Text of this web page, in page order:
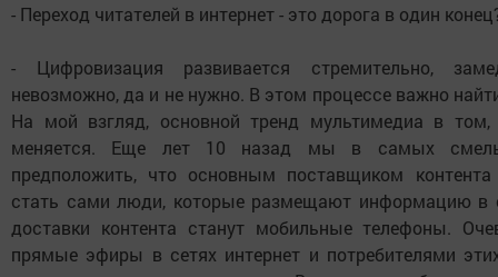
- Переход читателей в интернет - это дорога в один
- Цифровизация развивается стремительно,
невозможно, да и не нужно. В этом процессе важно
На мой взгляд, основной тренд мультимедиа в
меняется. Еще лет 10 назад мы в самых
предположить, что основным поставщиком
стать сами люди, которые размещают информацию в
доставки контента станут мобильные телефоны.
прямые эфиры в сетях интернет и потребителями